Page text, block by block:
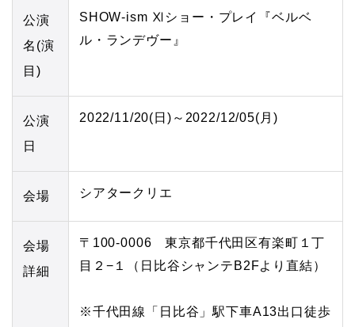
公演
名(演
目)
SHOW-ism Ⅺショー・プレイ『ベルベ
ル・ランデヴー』
公演
日
2022/11/20(日)～2022/12/05(月)
会場 シアタークリエ
会場
詳細
〒100-0006 東京都千代田区有楽町１丁
目２−１（日比谷シャンテB2Fより直結）
※千代田線「日比谷」駅下車A13出口徒歩